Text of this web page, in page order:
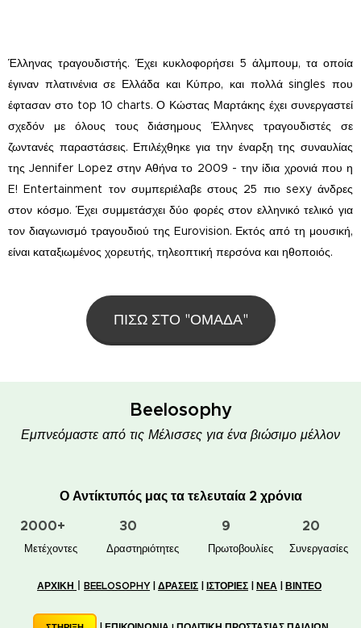
Έλληνας τραγουδιστής. Έχει κυκλοφορήσει 5 άλμπουμ, τα οποία
έγιναν πλατινένια σε Ελλάδα και Κύπρο, και πολλά singles που
έφτασαν στο top 10 charts. Ο Κώστας Μαρτάκης έχει συνεργαστεί
σχεδόν με όλους τους διάσημους Έλληνες τραγουδιστές σε
ζωντανές παραστάσεις. Επιλέχθηκε για την έναρξη της συναυλίας
της Jennifer Lopez στην Αθήνα το 2009 - την ίδια χρονιά που η
E! Entertainment τον συμπεριέλαβε στους 25 πιο sexy άνδρες
στον κόσμο. Έχει συμμετάσχει δύο φορές στον ελληνικό τελικό για
τον διαγωνισμό τραγουδιού της Eurovision. Εκτός από τη μουσική,
είναι καταξιωμένος χορευτής, τηλεοπτική περσόνα και ηθοποιός.
ΠΙΣΩ ΣΤΟ "ΟΜΑΔΑ"
Beelosophy
Εμπνεόμαστε από τις Μέλισσες για ένα βιώσιμο μέλλον
Ο Αντίκτυπός μας τα τελευταία 2 χρόνια
2000+
👥 Μετέχοντες
30
✋📚 Δραστηριότητες
9
🐝🏠 Πρωτοβουλίες
20
🤝 Συνεργασίες
ΑΡΧΙΚΗ | BEELOSOPHY| ΔΡΑΣΕΙΣ ΙΣΤΟΡΙΕΣ ΝΕΑ ΒΙΝΤΕΟ